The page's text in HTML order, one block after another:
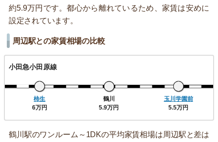
約5.9万円です。都心から離れているため、家賃は安めに
設定されています。
周辺駅との家賃相場の比較
小田急小田原線
柿生
6万円
鶴川
5.9万円
玉川学園前
5.5万円
鶴川駅のワンルーム～1DKの平均家賃相場は周辺駅と差は